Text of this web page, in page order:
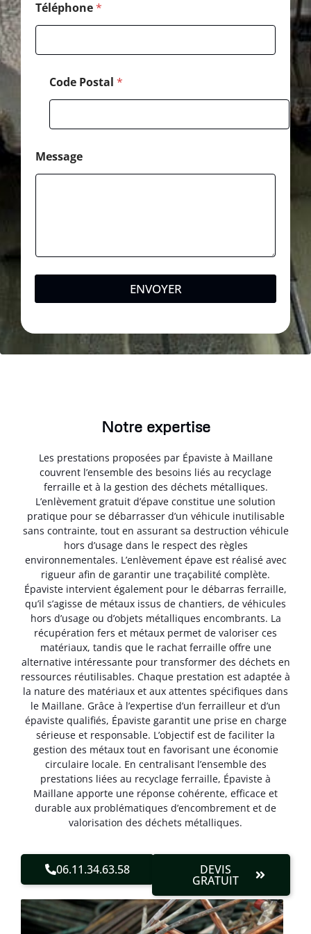
a
Téléphone*
Code Postal *
Message
ENVOYER
Notre expertise
Les prestations proposées par Épaviste à Maillane
couvrent l’ensemble des besoins liés au recyclage
ferraille et à la gestion des déchets métalliques.
L’enlèvement gratuit d’épave constitue une solution
pratique pour se débarrasser d’un véhicule inutilisable
sans contrainte, tout en assurant sa destruction véhicule
hors d’usage dans le respect des règles
environnementales. L’enlèvement épave est réalisé avec
rigueur afin de garantir une traçabilité complète.
Épaviste intervient également pour le débarras ferraille,
qu’il s’agisse de métaux issus de chantiers, de véhicules
hors d’usage ou d’objets métalliques encombrants. La
récupération fers et métaux permet de valoriser ces
matériaux, tandis que le rachat ferraille offre une
alternative intéressante pour transformer des déchets en
ressources réutilisables. Chaque prestation est adaptée à
la nature des matériaux et aux attentes spécifiques dans
le Maillane. Grâce à l’expertise d’un ferrailleur et d’un
épaviste qualifiés, Épaviste garantit une prise en charge
sérieuse et responsable. L’objectif est de faciliter la
gestion des métaux tout en favorisant une économie
circulaire locale. En centralisant l’ensemble des
prestations liées au recyclage ferraille, Épaviste à
Maillane apporte une réponse cohérente, efficace et
durable aux problématiques d’encombrement et de
valorisation des déchets métalliques.
06.11.34.63.58 DEVIS
GRATUIT